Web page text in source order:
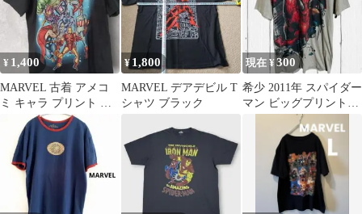
¥ 1,400
MARVEL 古着 アメコ
ミ キャラ プリント ア
ベンジャーズ M A
¥ 1,800
MARVEL デアデビル T
シャツ ブラック
現在 ¥300
希少 2011年 スパイダー
マン ビッグプリントT
シャツ L マーベル アメ